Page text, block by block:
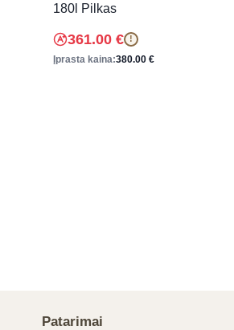
180l Pilkas
361.00 € !
Įprasta kaina:380.00 €
Patarimai